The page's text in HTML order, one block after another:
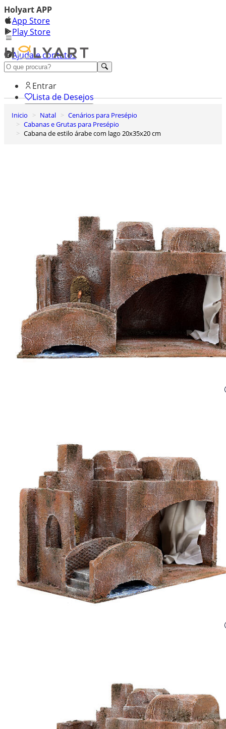
Holyart APP
App Store
Play Store
Ajuda e contatos
Conheça premium
Entrar
Lista de Desejos
Carrinho de Compras
Inicio Natal
Cenários para Presépio
Cabanas e Grutas para Presépio
Cabana de estilo árabe com lago 20x35x20 cm